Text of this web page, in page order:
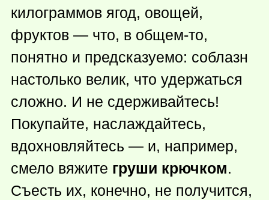
килограммов ягод, овощей,
фруктов — что, в общем-то,
понятно и предсказуемо: соблазн
настолько велик, что удержаться
сложно. И не сдерживайтесь!
Покупайте, наслаждайтесь,
вдохновляйтесь — и, например,
смело вяжите груши крючком.
Съесть их, конечно, не получится,